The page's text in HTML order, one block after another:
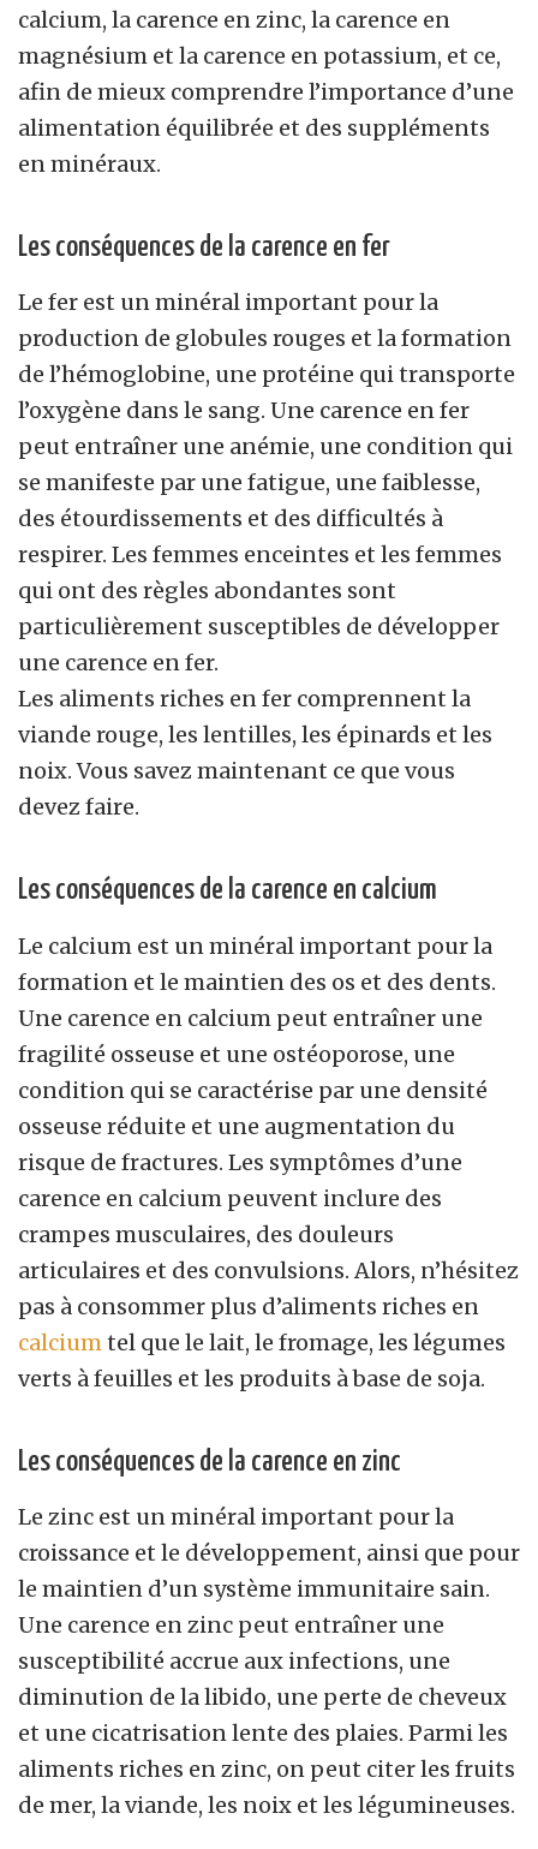
calcium, la carence en zinc, la carence en
magnésium et la carence en potassium, et ce,
afin de mieux comprendre l’importance d’une
alimentation équilibrée et des suppléments
en minéraux.
Les conséquences de la carence en fer
Le fer est un minéral important pour la
production de globules rouges et la formation
de l’hémoglobine, une protéine qui transporte
l’oxygène dans le sang. Une carence en fer
peut entraîner une anémie, une condition qui
se manifeste par une fatigue, une faiblesse,
des étourdissements et des difficultés à
respirer. Les femmes enceintes et les femmes
qui ont des règles abondantes sont
particulièrement susceptibles de développer
une carence en fer.
Les aliments riches en fer comprennent la
viande rouge, les lentilles, les épinards et les
noix. Vous savez maintenant ce que vous
devez faire.
Les conséquences de la carence en calcium
Le calcium est un minéral important pour la
formation et le maintien des os et des dents.
Une carence en calcium peut entraîner une
fragilité osseuse et une ostéoporose, une
condition qui se caractérise par une densité
osseuse réduite et une augmentation du
risque de fractures. Les symptômes d’une
carence en calcium peuvent inclure des
crampes musculaires, des douleurs
articulaires et des convulsions. Alors, n’hésitez
pas à consommer plus d’aliments riches en
calciumtel que le lait, le fromage, les légumes
verts à feuilles et les produits à base de soja.
Les conséquences de la carence en zinc
Le zinc est un minéral important pour la
croissance et le développement, ainsi que pour
le maintien d’un système immunitaire sain.
Une carence en zinc peut entraîner une
susceptibilité accrue aux infections, une
diminution de la libido, une perte de cheveux
et une cicatrisation lente des plaies. Parmi les
aliments riches en zinc, on peut citer les fruits
de mer, la viande, les noix et les légumineuses.